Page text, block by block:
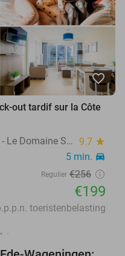
favorite_border
out tardif sur la Côte
Evancy Hardelot-Equihen - Le Domaine Sauvage 9.7 star
5 min. directions_car
Regulier €256
€199
toeristenbelasting